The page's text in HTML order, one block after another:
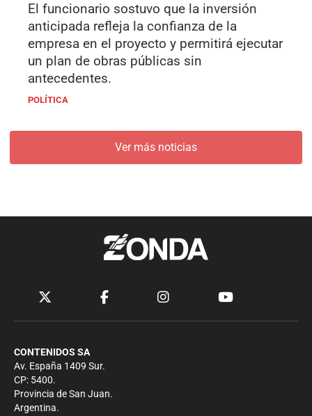
El funcionario sostuvo que la inversión
anticipada refleja la confianza de la
empresa en el proyecto y permitirá ejecutar
un plan de obras públicas sin
antecedentes.
POLÍTICA
Ver más noticias
CONTENIDOS SA
Av. España 1409 Sur.
CP: 5400.
Provincia de San Juan.
Argentina.